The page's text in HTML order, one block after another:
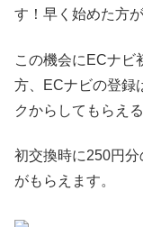
す！早く始めた方
この機会にECナビ
方、ECナビの登録
クからしてもらえ
初交換時に250円
がもらえます。